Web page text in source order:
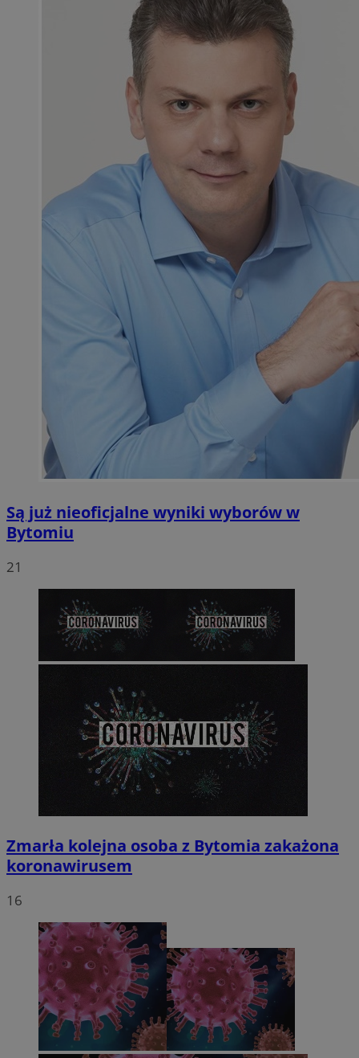
Są już nieoficjalne wyniki wyborów w
Bytomiu
21
Zmarła kolejna osoba z Bytomia zakażona
koronawirusem
16